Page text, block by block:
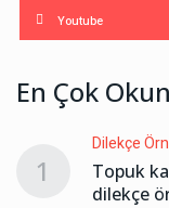
Youtube
En Çok
1
Dilekçe
Topuk
dilekçe